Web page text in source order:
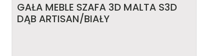
GAŁA MEBLE SZAFA 3D MALTA S3D
DĄB ARTISAN/BIAŁY